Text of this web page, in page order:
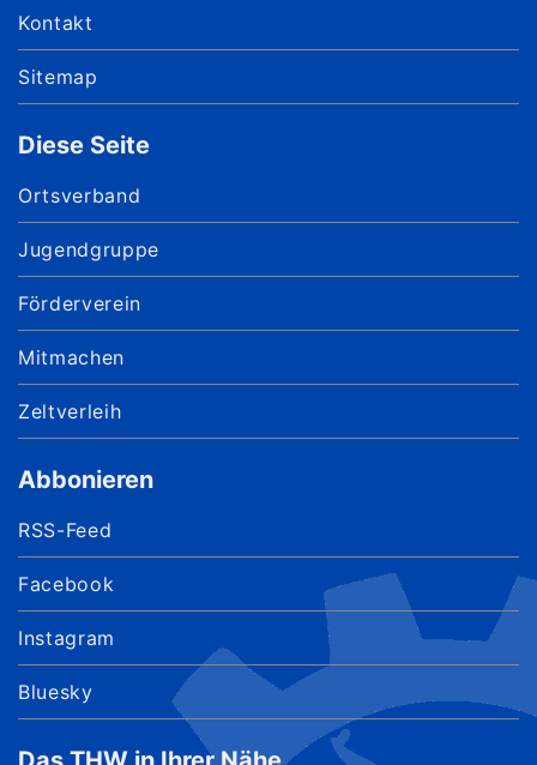
Kontakt
Sitemap
Diese Seite
Ortsverband
Jugendgruppe
Förderverein
Mitmachen
Zeltverleih
Abbonieren
RSS-Feed
Facebook
Instagram
Bluesky